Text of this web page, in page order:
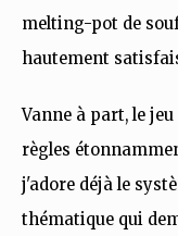
melting-pot de
hautement
Vanne à part, le
règles
j'adore déjà le
thématique qui